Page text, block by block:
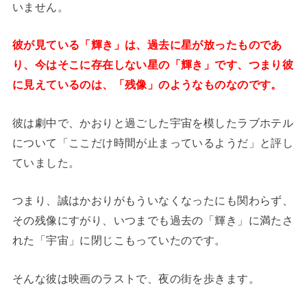
いません。
彼が見ている「輝き」は、過去に星が放ったものであ
り、今はそこに存在しない星の「輝き」です、つまり彼
に見えているのは、「残像」のようなものなのです。
彼は劇中で、かおりと過ごした宇宙を模したラブホテル
について「ここだけ時間が止まっているようだ」と評し
ていました。
つまり、誠はかおりがもういなくなったにも関わらず、
その残像にすがり、いつまでも過去の「輝き」に満たさ
れた「宇宙」に閉じこもっていたのです。
そんな彼は映画のラストで、夜の街を歩きます。